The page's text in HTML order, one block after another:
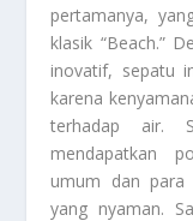
pertamanya,
klasik “Beach.”
inovatif, sepatu
karena
terhadap air.
mendapatkan
umum dan para
yang nyaman.